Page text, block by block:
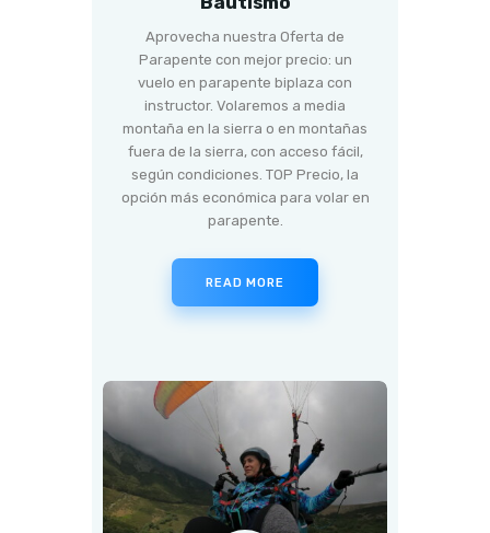
Aprovecha nuestra Oferta de
Parapente con mejor precio: un
vuelo en parapente biplaza con
instructor. Volaremos a media
montaña en la sierra o en montañas
fuera de la sierra, con acceso fácil,
según condiciones. TOP Precio, la
opción más económica para volar en
parapente.
READ MORE